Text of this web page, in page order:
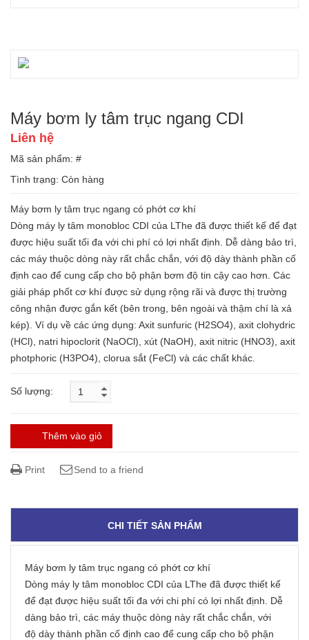
Máy bơm ly tâm trục ngang CDI
Liên hệ
Mã sản phẩm: #
Tình trạng: Còn hàng
Máy bơm ly tâm trục ngang có phớt cơ khí
Dòng máy ly tâm monobloc CDI của LThe đã được thiết kế để đạt
được hiệu suất tối đa với chi phí có lợi nhất định. Dễ dàng bảo trì,
các máy thuộc dòng này rất chắc chắn, với độ dày thành phần cố
định cao để cung cấp cho bộ phận bơm độ tin cậy cao hơn. Các
giải pháp phốt cơ khí được sử dụng rộng rãi và được thị trường
công nhận được gắn kết (bên trong, bên ngoài và thậm chí là xả
kép). Ví dụ về các ứng dụng: Axit sunfuric (H2SO4), axit clohydric
(HCl), natri hipoclorit (NaOCl), xút (NaOH), axit nitric (HNO3), axit
photphoric (H3PO4), clorua sắt (FeCl) và các chất khác.
Số lượng:
Thêm vào giỏ
Print Send to a friend
CHI TIẾT SẢN PHẨM
Máy bơm ly tâm trục ngang có phớt cơ khí
Dòng máy ly tâm monobloc CDI của LThe đã được thiết kế
để đạt được hiệu suất tối đa với chi phí có lợi nhất định. Dễ
dàng bảo trì, các máy thuộc dòng này rất chắc chắn, với
độ dày thành phần cố định cao để cung cấp cho bộ phận